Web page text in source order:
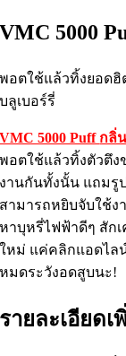
VMC 5000
พอตใช้แล้วทิ้งยอดฮิต
บลูเบอร์รี่
VMC 5000 Puff กลิ่
พอตใช้แล้วทิ้งตัวตึง
งานกันทั้งนั้น แถมรู
สามารถหยิบจับใช้ง
หาบุหรี่ไฟฟ้าดีๆ สัก
ใหม่ แค่คลิกแอดไล
หมดระวังอดสูบนะ!
รายละเอียดเ